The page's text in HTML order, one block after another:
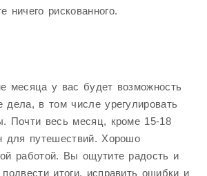
ничего рискованного.
месяца у вас будет возможность
дела, в том числе урегулировать
Почти весь месяц, кроме 15-18
для путешествий. Хорошо
работой. Вы ощутите радость и
итоги, исправить ошибки и